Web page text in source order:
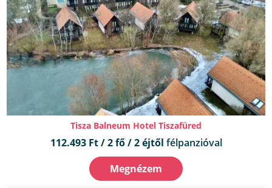
Tisza Balneum Hotel Tiszafüred
112.493 Ft / 2 fő / 2 éjtől félpanzióval
Megnézem